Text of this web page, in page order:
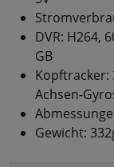
DVR: H264,
GB
Kopftracker:
Achsen-
Gewicht: